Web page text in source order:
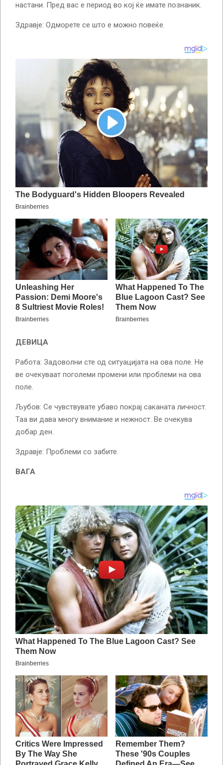
настани. Пред вас е период во кој ќе имате познаник.
Здравје: Одморете се што е можно повеќе.
ДЕВИЦА
Работа: Задоволни сте од ситуацијата на ова поле. Не
ве очекуваат поголеми промени или проблеми на ова
поле.
Љубов: Се чувствувате убаво покрај саканата личност.
Таа ви дава многу внимание и нежност. Ве очекува
добар ден.
Здравје: Проблеми со забите.
ВАГА